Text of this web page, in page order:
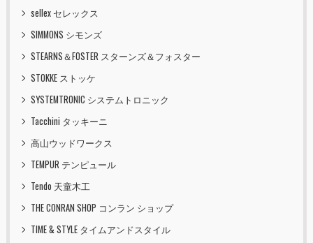
sellex セレックス
SIMMONS シモンズ
STEARNS＆FOSTER スターンズ＆フォスター
STOKKE ストッケ
SYSTEMTRONIC システムトロニック
Tacchini タッキーニ
高山ウッドワークス
TEMPUR テンピュール
Tendo 天童木工
THE CONRAN SHOP コンラン ショップ
TIME & STYLE タイムアンドスタイル